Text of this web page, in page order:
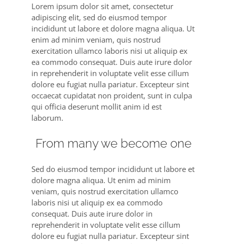
Lorem ipsum dolor sit amet, consectetur
adipiscing elit, sed do eiusmod tempor
incididunt ut labore et dolore magna aliqua. Ut
enim ad minim veniam, quis nostrud
exercitation ullamco laboris nisi ut aliquip ex
ea commodo consequat. Duis aute irure dolor
in reprehenderit in voluptate velit esse cillum
dolore eu fugiat nulla pariatur. Excepteur sint
occaecat cupidatat non proident, sunt in culpa
qui officia deserunt mollit anim id est
laborum.
From many we become one
Sed do eiusmod tempor incididunt ut labore et
dolore magna aliqua. Ut enim ad minim
veniam, quis nostrud exercitation ullamco
laboris nisi ut aliquip ex ea commodo
consequat. Duis aute irure dolor in
reprehenderit in voluptate velit esse cillum
dolore eu fugiat nulla pariatur. Excepteur sint